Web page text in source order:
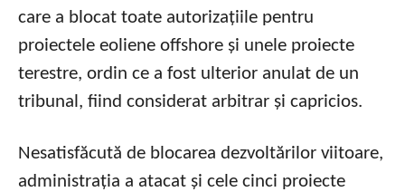
care a blocat toate autorizațiile pentru
proiectele eoliene offshore și unele proiecte
terestre, ordin ce a fost ulterior anulat de un
tribunal, fiind considerat arbitrar și capricios.
Nesatisfăcută de blocarea dezvoltărilor viitoare,
administrația a atacat și cele cinci proiecte